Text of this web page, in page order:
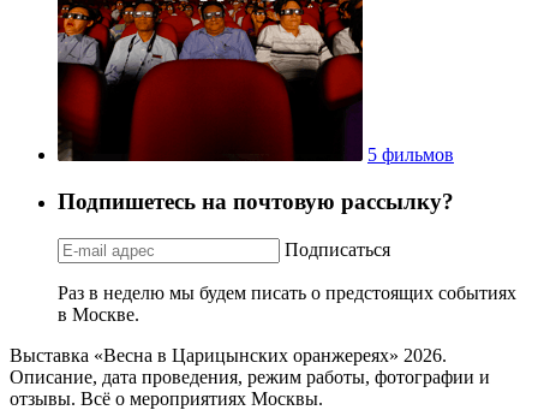
5 фильмов
Подпишетесь на почтовую рассылку?
Подписаться
Раз в неделю мы будем писать о предстоящих событиях
в Москве.
Выставка «Весна в Царицынских оранжереях» 2026.
Описание, дата проведения, режим работы, фотографии и
отзывы. Всё о мероприятиях Москвы.